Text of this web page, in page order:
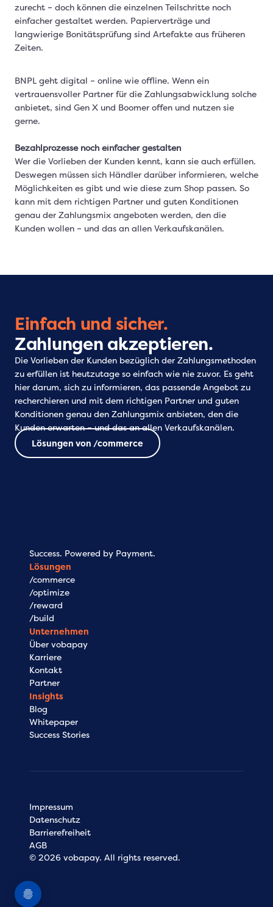
zurecht – doch können die einzelnen Teilschritte noch
einfacher gestaltet werden. Papierverträge und
langwierige Bonitätsprüfung sind Artefakte aus früheren
Zeiten.
BNPL geht digital – online wie offline. Wenn ein
vertrauensvoller Partner für die Zahlungsabwicklung solche
anbietet, sind Gen X und Boomer offen und nutzen sie
gerne.
Bezahlprozesse noch einfacher gestalten
Wer die Vorlieben der Kunden kennt, kann sie auch erfüllen.
Deswegen müssen sich Händler darüber informieren, welche
Möglichkeiten es gibt und wie diese zum Shop passen. So
kann mit dem richtigen Partner und guten Konditionen
genau der Zahlungsmix angeboten werden, den die
Kunden wollen – und das an allen Verkaufskanälen.
Einfach und sicher.
Zahlungen akzeptieren.
Die Vorlieben der Kunden bezüglich der Zahlungsmethoden
zu erfüllen ist heutzutage so einfach wie nie zuvor. Es geht
hier darum, sich zu informieren, das passende Angebot zu
recherchieren und mit dem richtigen Partner und guten
Konditionen genau den Zahlungsmix anbieten, den die
Kunden erwarten – und das an allen Verkaufskanälen.
Lösungen von /commerce
Success. Powered by Payment.
Lösungen
/commerce
/optimize
/reward
/build
Unternehmen
Über vobapay
Karriere
Kontakt
Partner
Insights
Blog
Whitepaper
Success Stories
© 2026 vobapay. All rights reserved.
Impressum
Datenschutz
Barrierefreiheit
AGB